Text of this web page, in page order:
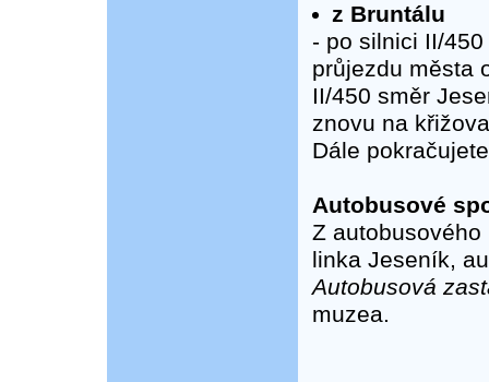
z Bruntálu
- po silnici II/
průjezdu města
II/450 směr
znovu na
Dále
Autobusové
Z
linka Jeseník,
Autobusová
muzea.